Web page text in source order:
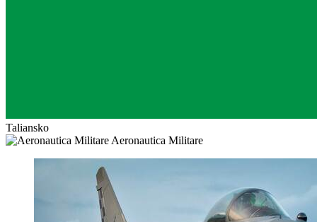
Taliansko
Aeronautica Militare